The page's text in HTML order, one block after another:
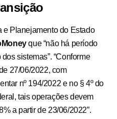
e Planejamento do Estado
que “não há período
sistemas”. “Conforme
27/06/2022, com
nº 194/2022 e no § 4º do
tais operações devem
a partir de 23/06/2022”.